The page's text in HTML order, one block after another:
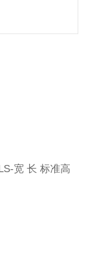
宽 长 标准高